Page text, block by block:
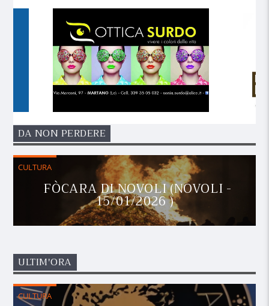
DA NON PERDERE
CULTURA
FÒCARA DI NOVOLI (NOVOLI -
15/01/2026 )
ULTIM'ORA
CULTURA